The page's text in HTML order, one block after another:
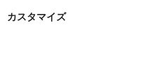
カスタマイズ